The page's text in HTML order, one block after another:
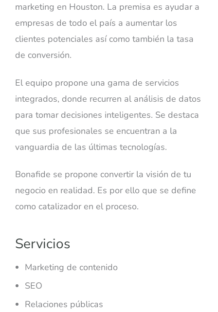
marketing en Houston. La premisa es ayudar a
empresas de todo el país a aumentar los
clientes potenciales así como también la tasa
de conversión.
El equipo propone una gama de servicios
integrados, donde recurren al análisis de datos
para tomar decisiones inteligentes. Se destaca
que sus profesionales se encuentran a la
vanguardia de las últimas tecnologías.
Bonafide se propone convertir la visión de tu
negocio en realidad. Es por ello que se define
como catalizador en el proceso.
Servicios
Marketing de contenido
SEO
Relaciones públicas